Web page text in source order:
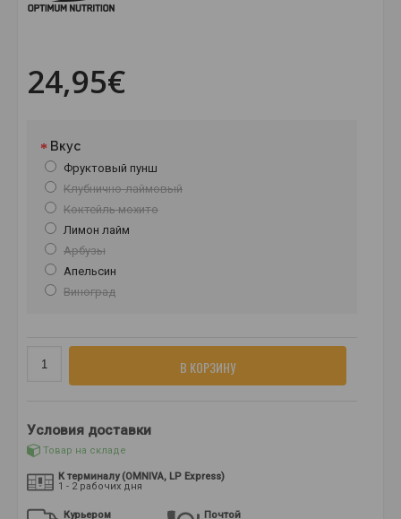
24,95€
Вкус
Фруктовый пунш
Клубнично-лаймовый
Коктейль мохито
Лимон лайм
Арбузы
Апельсин
Виноград
В КОРЗИНУ
Условия доставки
Товар на складе
К терминалу (OMNIVA, LP Express)
1 - 2 рабочих дня
Курьером
Почтой